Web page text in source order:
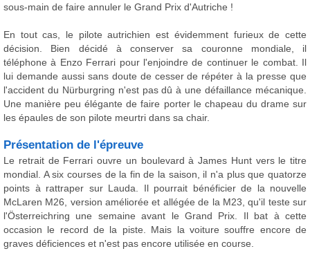
sous-main de faire annuler le Grand Prix d'Autriche !
En tout cas, le pilote autrichien est évidemment furieux de cette
décision. Bien décidé à conserver sa couronne mondiale, il
téléphone à Enzo Ferrari pour l'enjoindre de continuer le combat. Il
lui demande aussi sans doute de cesser de répéter à la presse que
l'accident du Nürburgring n'est pas dû à une défaillance mécanique.
Une manière peu élégante de faire porter le chapeau du drame sur
les épaules de son pilote meurtri dans sa chair.
Présentation de l'épreuve
Le retrait de Ferrari ouvre un boulevard à James Hunt vers le titre
mondial. A six courses de la fin de la saison, il n'a plus que quatorze
points à rattraper sur Lauda. Il pourrait bénéficier de la nouvelle
McLaren M26, version améliorée et allégée de la M23, qu'il teste sur
l'Österreichring une semaine avant le Grand Prix. Il bat à cette
occasion le record de la piste. Mais la voiture souffre encore de
graves déficiences et n'est pas encore utilisée en course.